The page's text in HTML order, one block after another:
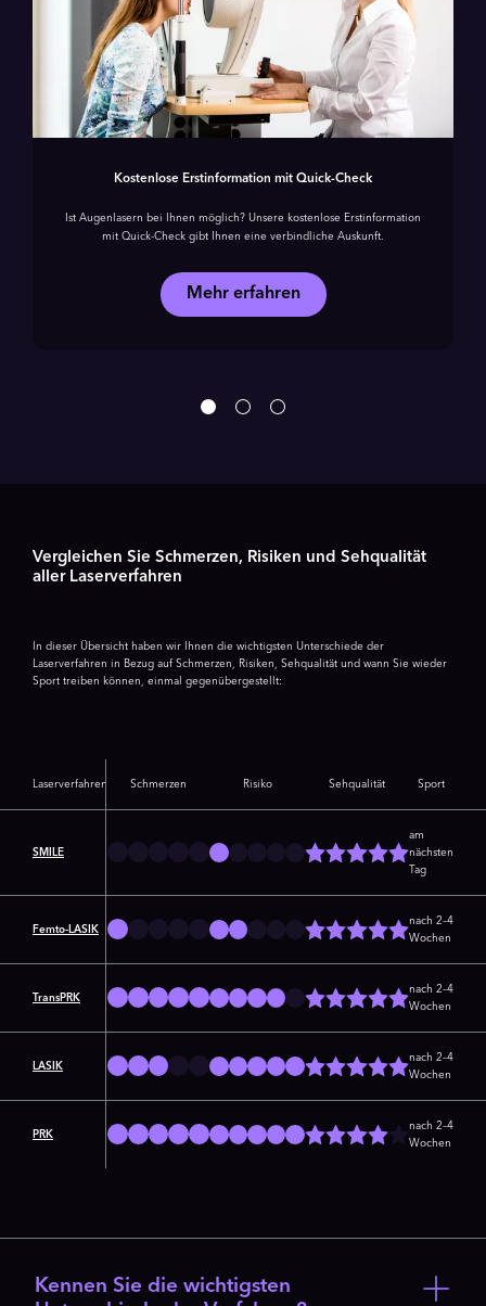
Kostenlose Erstinformation mit Quick-Check
Ist Augenlasern bei Ihnen möglich? Unsere kostenlose Erstinformation
mit Quick-Check gibt Ihnen eine verbindliche Auskunft.
Mehr erfahren
Vergleichen Sie Schmerzen, Risiken und Sehqualität
aller Laserverfahren
In dieser Übersicht haben wir Ihnen die wichtigsten Unterschiede der
Laserverfahren in Bezug auf Schmerzen, Risiken, Sehqualität und wann Sie wieder
Sport treiben können, einmal gegenübergestellt:
Laserverfahren Schmerzen Risiko Sehqualität Sport
SMILE
am
nächsten
Tag
Femto-LASIK
nach 2–4
Wochen
TransPRK
nach 2–4
Wochen
LASIK
nach 2–4
Wochen
PRK
nach 2–4
Wochen
Kennen Sie die wichtigsten